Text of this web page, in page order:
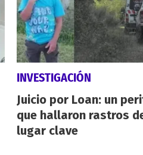
INVESTIGACIÓN
Juicio por Loan: un
que hallaron rastros
lugar clave